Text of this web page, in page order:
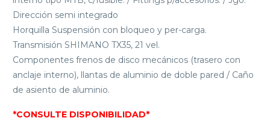
Dirección semi integrado
Horquilla Suspensión con bloqueo y per-carga.
Transmisión SHIMANO TX35, 21 vel.
Componentes frenos de disco mecánicos (trasero con
anclaje interno), llantas de aluminio de doble pared / Caño
de asiento de aluminio.
*CONSULTE DISPONIBILIDAD*